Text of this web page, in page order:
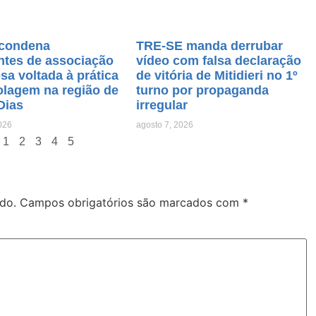
de associação
voltada à prática
na região de
TRE-SE manda derrubar
vídeo com falsa declaração
de vitória de Mitidieri no 1º
turno por propaganda
irregular
agosto 7, 2026
1 2 3 4 5
Campos obrigatórios são marcados com *